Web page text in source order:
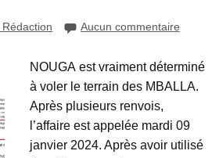
Rédaction Aucun commentaire
NOUGA est vraiment déterminé
à voler le terrain des MBALLA.
Après plusieurs renvois,
l’affaire est appelée mardi 09
janvier 2024. Après avoir utilisé